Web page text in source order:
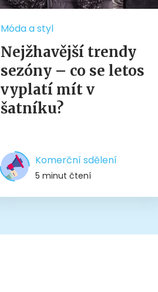
Móda a styl
Nejžhavější trendy
sezóny – co se letos
vyplatí mít v
šatníku?
Komerční sdělení
5 minut čtení